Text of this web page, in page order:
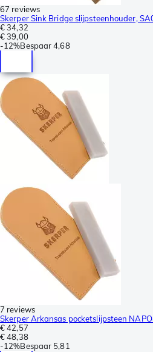
67 reviews
Skerper Sink Bridge slijpsteenhouder,
€ 34,32
€ 39,00
-12%Bespaar 4,68
7 reviews
Skerper Arkansas pocketslijpsteen
€ 42,57
€ 48,38
-12%Bespaar 5,81